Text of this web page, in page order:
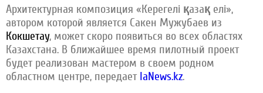
Архитектурная композиция «Керегелі қазақ елі»,
автором которой является Сакен Мужубаев из
Кокшетау, может скоро появиться во всех областях
Казахстана. В ближайшее время пилотный проект
будет реализован мастером в своем родном
областном центре, передает IaNews.kz.